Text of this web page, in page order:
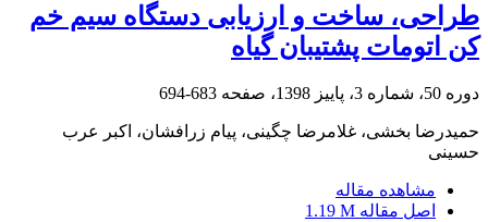
طراحی، ساخت و ارزیابی دستگاه سیم خم
کن اتومات پشتیبان‌ گیاه
دوره 50، شماره 3، پاییز 1398، صفحه 683-694
حمیدرضا بخشی، غلامرضا چگینی، پیام زرافشان، اکبر عرب
حسینی
مشاهده مقاله
اصل مقاله 1.19 M